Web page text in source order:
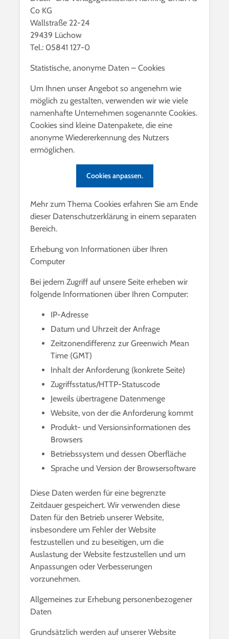
Co KG
Wallstraße 22-24
29439 Lüchow
Tel.: 05841 127-0
Statistische, anonyme Daten – Cookies
Um Ihnen unser Angebot so angenehm wie
möglich zu gestalten, verwenden wir wie viele
namenhafte Unternehmen sogenannte Cookies.
Cookies sind kleine Datenpakete, die eine
anonyme Wiedererkennung des Nutzers
ermöglichen.
Cookies anpassen.
Mehr zum Thema Cookies erfahren Sie am Ende
dieser Datenschutzerklärung in einem separaten
Bereich.
Erhebung von Informationen über Ihren
Computer
Bei jedem Zugriff auf unsere Seite erheben wir
folgende Informationen über Ihren Computer:
IP-Adresse
Datum und Uhrzeit der Anfrage
Zeitzonendifferenz zur Greenwich Mean
Time (GMT)
Inhalt der Anforderung (konkrete Seite)
Zugriffsstatus/HTTP-Statuscode
Jeweils übertragene Datenmenge
Website, von der die Anforderung kommt
Produkt- und Versionsinformationen des
Browsers
Betriebssystem und dessen Oberfläche
Sprache und Version der Browsersoftware
Diese Daten werden für eine begrenzte
Zeitdauer gespeichert. Wir verwenden diese
Daten für den Betrieb unserer Website,
insbesondere um Fehler der Website
festzustellen und zu beseitigen, um die
Auslastung der Website festzustellen und um
Anpassungen oder Verbesserungen
vorzunehmen.
Allgemeines zur Erhebung personenbezogener
Daten
Grundsätzlich werden auf unserer Website